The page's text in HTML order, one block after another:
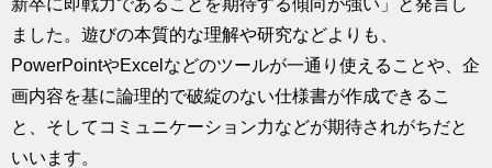
新卒に即戦力であることを期待する傾向が強い」と発言し
ました。遊びの本質的な理解や研究などよりも、
PowerPointやExcelなどのツールが一通り使えることや、企
画内容を基に論理的で破綻のない仕様書が作成できるこ
と、そしてコミュニケーション力などが期待されがちだと
いいます。